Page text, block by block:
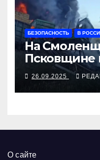
БЕЗОПАСНОСТЬ В
На
Псковщине
26.09.2025
О сайте